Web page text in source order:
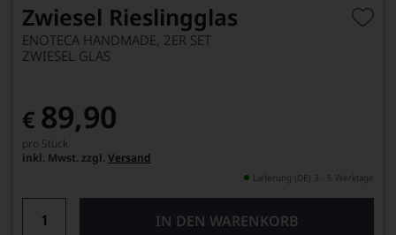
Zwiesel Rieslingglas
ENOTECA HANDMADE, 2ER SET
ZWIESEL GLAS
€ 89,90
pro Stück
inkl. Mwst. zzgl. Versand
Lieferung (DE) 3 - 5 Werktage
IN DEN WARENKORB